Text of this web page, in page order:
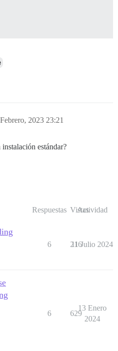
2023 23:21
estándar?
Respuestas Vistas
Actividad
6 216
11 Julio 2024
6 629
13 Enero
2024